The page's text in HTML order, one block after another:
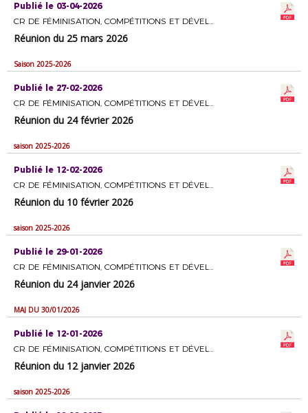
Publié le 03-04-2026
CR DE FÉMINISATION, COMPÉTITIONS ET DÉVELOPPEMENT DU FOOTBALL FÉMININ
Réunion du 25 mars 2026
Saison 2025-2026
Publié le 27-02-2026
CR DE FÉMINISATION, COMPÉTITIONS ET DÉVELOPPEMENT DU FOOTBALL FÉMININ
Réunion du 24 février 2026
saison 2025-2026
Publié le 12-02-2026
CR DE FÉMINISATION, COMPÉTITIONS ET DÉVELOPPEMENT DU FOOTBALL FÉMININ
Réunion du 10 février 2026
saison 2025-2026
Publié le 29-01-2026
CR DE FÉMINISATION, COMPÉTITIONS ET DÉVELOPPEMENT DU FOOTBALL FÉMININ
Réunion du 24 janvier 2026
MAJ DU 30/01/2026
Publié le 12-01-2026
CR DE FÉMINISATION, COMPÉTITIONS ET DÉVELOPPEMENT DU FOOTBALL FÉMININ
Réunion du 12 janvier 2026
saison 2025-2026